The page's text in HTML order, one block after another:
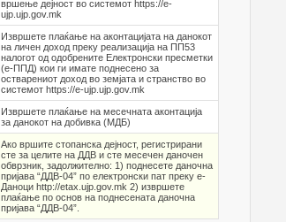
вршење дејност во системот https://e-
ujp.ujp.gov.mk
Извршете плаќање на аконтацијата на данокот
на личен доход преку реализација на ПП53
налогот од одобрените Електронски пресметки
(е-ППД) кои ги имате поднесено за
остварениот доход во земјата и странство во
системот https://e-ujp.ujp.gov.mk
Извршете плаќање на месечната аконтација
за данокот на добивка (МДБ)
Ако вршите стопанска дејност, регистрирани
сте за целите на ДДВ и сте месечен даночен
обврзник, задолжително: 1) поднесете даночна
пријава “ДДВ-04” по електронски пат преку е-
Даноци http://etax.ujp.gov.mk 2) извршете
плаќање по основ на поднесената даночна
пријава “ДДВ-04”.